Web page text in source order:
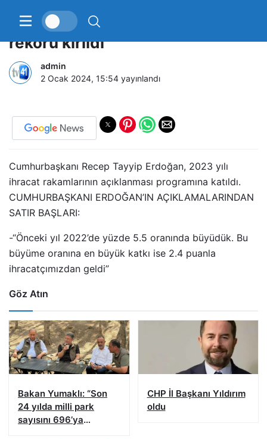
Cumhuriyet tarihinin ihracat
rekoru kırıldı
admin
2 Ocak 2024, 15:54 yayınlandı
Cumhurbaşkanı Recep Tayyip Erdoğan, 2023 yılı
ihracat rakamlarının açıklanması programına katıldı.
CUMHURBAŞKANI ERDOĞAN’IN AÇIKLAMALARINDAN
SATIR BAŞLARI:
-“Önceki yıl 2022’de yüzde 5.5 oranında büyüdük. Bu
büyüme oranına en büyük katkı ise 2.4 puanla
ihracatçımızdan geldi”
Göz Atın
Bakan Yumaklı: “Son
24 yılda milli park
sayısını 696’ya
CHP İl Başkanı Yıldırım
oldu